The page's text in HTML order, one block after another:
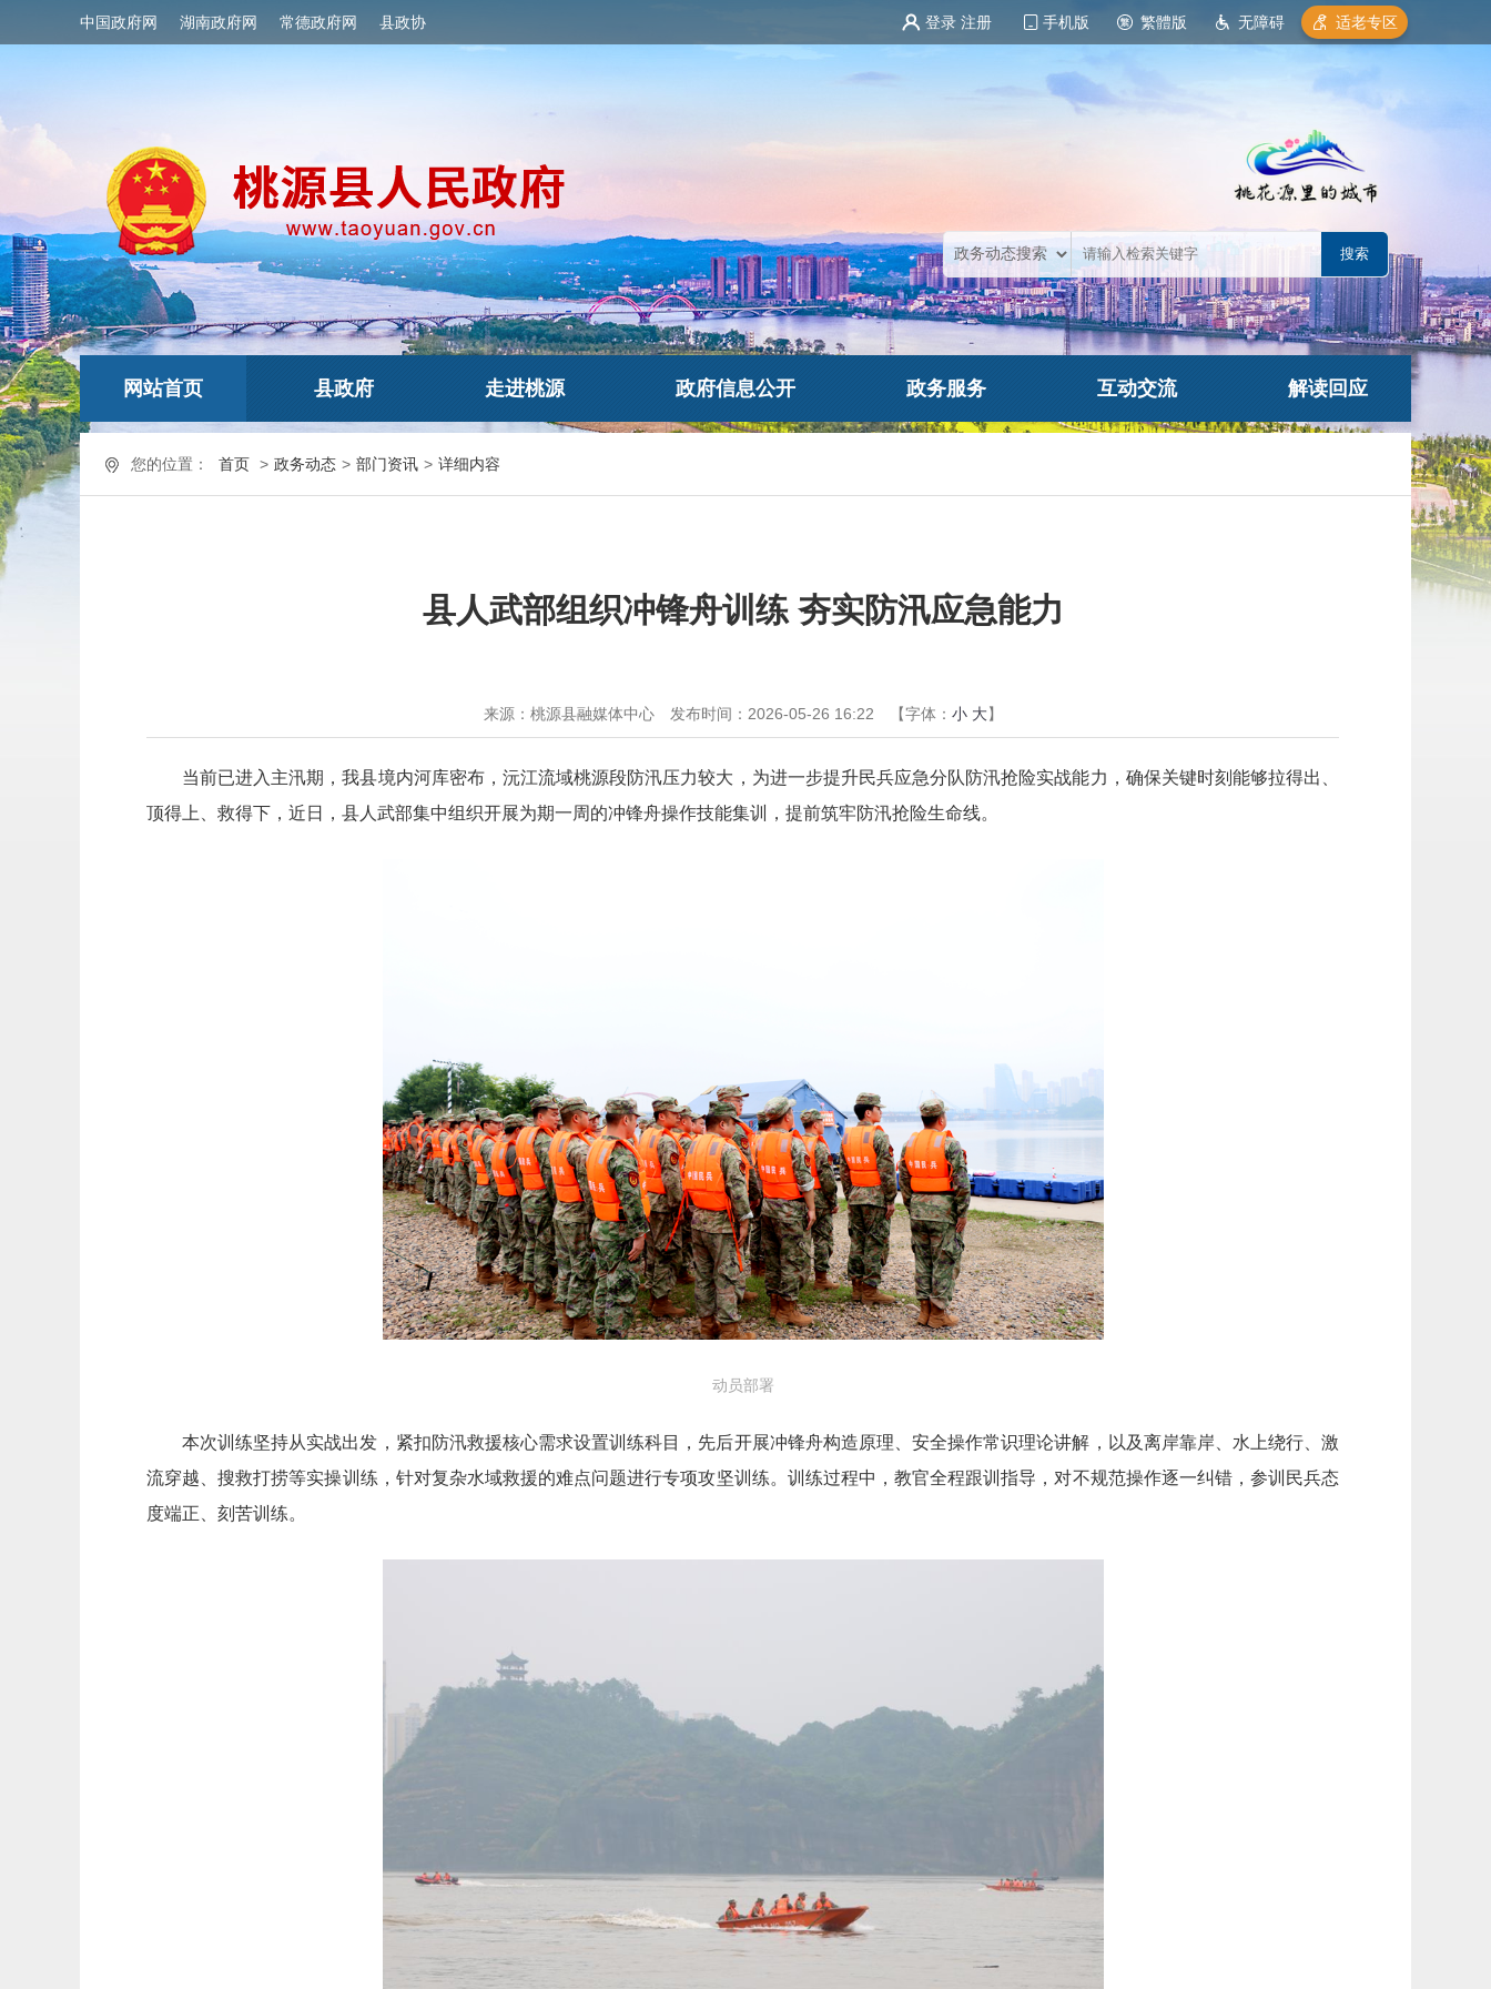
中国政府网 湖南政府网 常德政府网 县政协 登录 注册 手机版 繁體版 无障碍 适老专区
网站首页 县政府 走进桃源 政府信息公开 政务服务 互动交流 解读回应
您的位置： 首页 > 政务动态 > 部门资讯 > 详细内容
县人武部组织冲锋舟训练 夯实防汛应急能力
来源：桃源县融媒体中心 发布时间：2026-05-26 16:22 【字体： 小 大】
当前已进入主汛期，我县境内河库密布，沅江流域桃源段防汛压力较大，为进一步提升民兵应急分队防汛抢险实战能力，确保关键时刻能够拉得出、
顶得上、救得下，近日，县人武部集中组织开展为期一周的冲锋舟操作技能集训，提前筑牢防汛抢险生命线。
动员部署
本次训练坚持从实战出发，紧扣防汛救援核心需求设置训练科目，先后开展冲锋舟构造原理、安全操作常识理论讲解，以及离岸靠岸、水上绕行、激
流穿越、搜救打捞等实操训练，针对复杂水域救援的难点问题进行专项攻坚训练。训练过程中，教官全程跟训指导，对不规范操作逐一纠错，参训民兵态
度端正、刻苦训练。